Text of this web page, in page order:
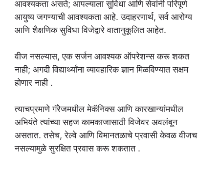
आवश्यकता असते; आपल्याला सुविधा आणि सेवांनी परिपूर्ण
आयुष्य जगण्याची आवश्यकता आहे. उदाहरणार्थ, सर्व आरोग्य
आणि शैक्षणिक सुविधा विजेद्वारे वातानुकूलित आहेत.
वीज नसल्यास, एक सर्जन आवश्यक ऑपरेशन्स करू शकत
नाही; अगदी विद्यार्थ्यांना व्यावहारिक ज्ञान मिळविण्यात सक्षम
होणार नाही .
त्याचप्रमाणे गॅरेजमधील मेकॅनिक्स आणि कारखान्यांमधील
अभियंते त्यांच्या सहज कामकाजासाठी विजेवर अवलंबून
असतात. तसेच, रेल्वे आणि विमानतळाचे प्रवासी केवळ वीजच
नसल्यामुळे सुरक्षित प्रवास करू शकतात .